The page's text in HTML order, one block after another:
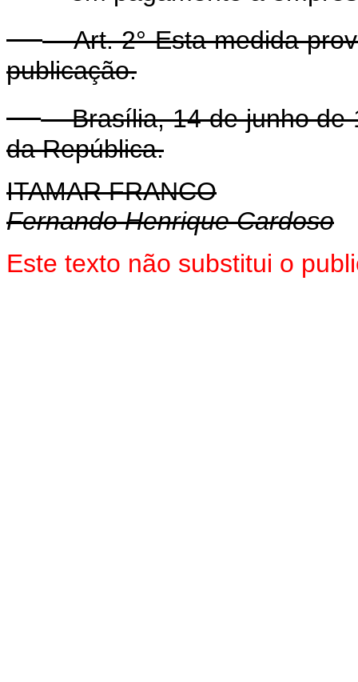
Art. 2° Esta medida
publicação.
Brasília, 14 de junho de
da República.
ITAMAR FRANCO
Fernando Henrique Cardoso
Este texto não substitui o